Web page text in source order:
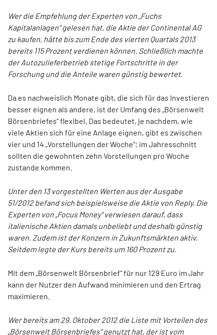
Wer die Empfehlung der Experten von „Fuchs
Kapitalanlagen“ gelesen hat, die Aktie der Continental AG
zu kaufen, hätte bis zum Ende des vierten Quartals 2013
bereits 115 Prozent verdienen können. Schließlich machte
der Autozulieferbetrieb stetige Fortschritte in der
Forschung und die Anteile waren günstig bewertet.
Da es nachweislich Monate gibt, die sich für das Investieren
besser eignen als andere, ist der Umfang des „Börsenwelt
Börsenbriefes“ flexibel. Das bedeutet, je nachdem, wie
viele Aktien sich für eine Anlage eignen, gibt es zwischen
vier und 14 „Vorstellungen der Woche“; im Jahresschnitt
sollten die gewohnten zehn Vorstellungen pro Woche
zustande kommen.
Unter den 13 vorgestellten Werten aus der Ausgabe
51/2012 befand sich beispielsweise die Aktie von Reply. Die
Experten von „Focus Money“ verwiesen darauf, dass
italienische Aktien damals unbeliebt und deshalb günstig
waren. Zudem ist der Konzern in Zukunftsmärkten aktiv.
Seitdem legte der Kurs bereits um 160 Prozent zu.
Mit dem „Börsenwelt Börsenbrief“ für nur 129 Euro im Jahr
kann der Nutzer den Aufwand minimieren und den Ertrag
maximieren.
Wer bereits am 29. Oktober 2012 die Liste mit Vorteilen des
„Börsenwelt Börsenbriefes“ genutzt hat, der ist vom